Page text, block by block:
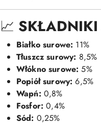
📈
Białko surowe: 11%
Tłuszcz surowy: 8,5%
Włókno surowe: 5%
Popiół surowy: 6,5%
Wapń: 0,8%
Fosfor: 0,4%
Sód: 0,25%